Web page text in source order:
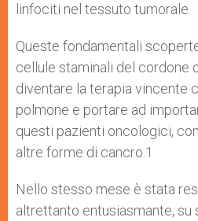
linfociti nel tessuto tumorale.
Queste fondamentali
cellule staminali del cordone
diventare la terapia vincente
polmone e portare ad
questi pazienti oncologici,
altre forme di cancro. 1
Nello stesso mese è stata
altrettanto entusiasmante, su